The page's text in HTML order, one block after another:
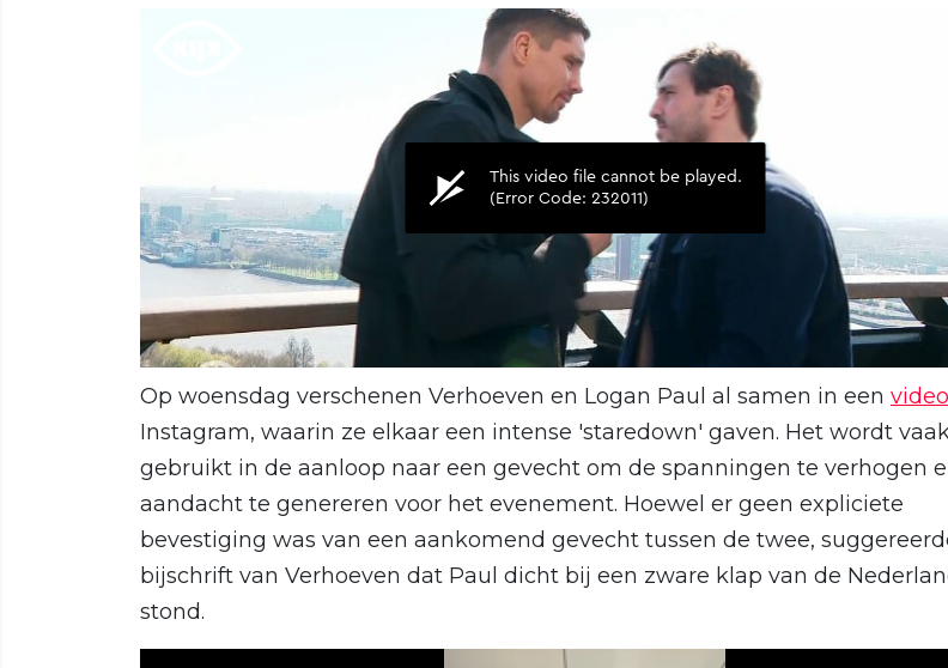
Op woensdag verschenen Verhoeven en Logan Paul al samen in een video
Instagram, waarin ze elkaar een intense 'staredown' gaven. Het wordt
gebruikt in de aanloop naar een gevecht om de spanningen te verhogen
aandacht te genereren voor het evenement. Hoewel er geen expliciete
bevestiging was van een aankomend gevecht tussen de twee,
bijschrift van Verhoeven dat Paul dicht bij een zware klap van de
stond.